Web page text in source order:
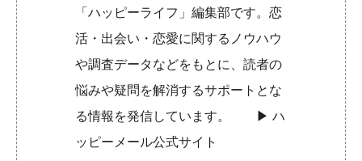
「ハッピーライフ」編集部です。恋
活・出会い・恋愛に関するノウハウ
や調査データなどをもとに、読者の
悩みや疑問を解消するサポートとな
る情報を発信しています。 ▶︎ハ
ッピーメール公式サイト